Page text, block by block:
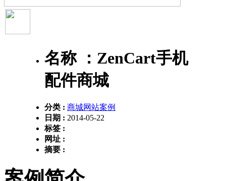
名称 ： ZenCart手机
配件商城
分类 : 商城网站案例
日期 : 2014-05-22
标签 :
网址 :
摘要 :